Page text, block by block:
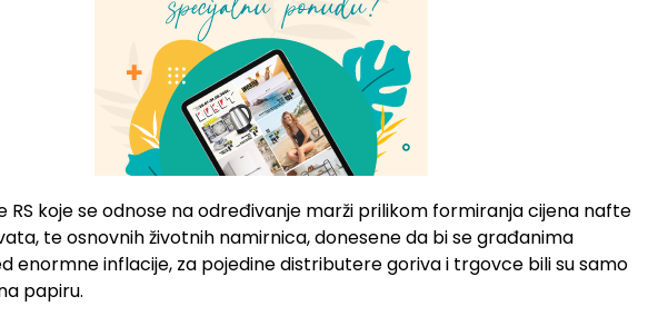
RS koje se odnose na određivanje marži prilikom formiranja cijena nafte
te osnovnih životnih namirnica, donesene da bi se građanima
enormne inflacije, za pojedine distributere goriva i trgovce bili su samo
papiru.